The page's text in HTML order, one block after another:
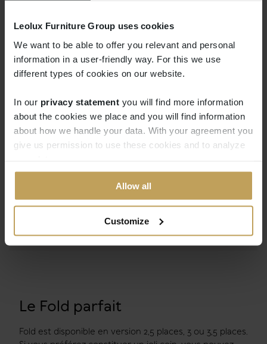
Leolux Furniture Group uses cookies
We want to be able to offer you relevant and personal
information in a user-friendly way. For this we use
different types of cookies on our website.
In our privacy statement you will find more information
about the cookies we place and you will find information
about how we handle your data. With your agreement you
give us permission to use these cookies and to analyze
Allow all
Customize
Tout est dans le pli
Le nom Fold n'est pas nouveau. Le tissu du
revêtement est, dans la mesure du possible,
tissé. La quantité minimale des coutures fait que
les formes caractéristiques et puissantes sont
mises en évidence.
Le Fold parfait
Fold est disponible en version 2,5 places, 3 ou 3,5 places.